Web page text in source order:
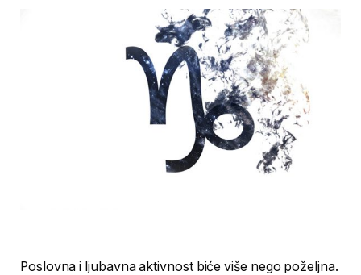
Poslovna i ljubavna aktivnost biće više nego poželjna.